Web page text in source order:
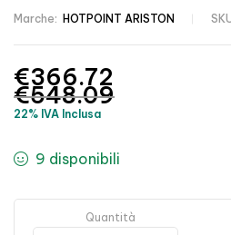
Marche: HOTPOINT ARISTON
€548.09
€366.72
22% IVA Inclusa
9 disponibili
Quantità